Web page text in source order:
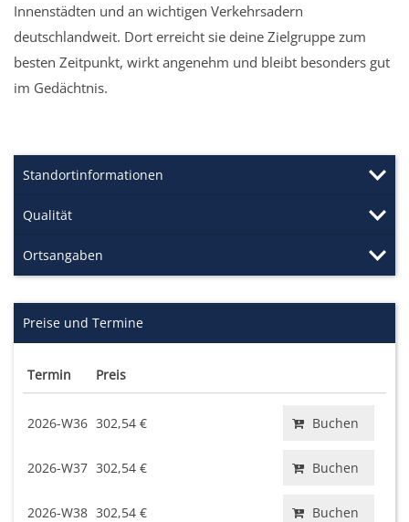
Innenstädten und an wichtigen Verkehrsadern
deutschlandweit. Dort erreicht sie deine Zielgruppe zum
besten Zeitpunkt, wirkt angenehm und bleibt besonders gut
im Gedächtnis.
Standortinformationen
Qualität
Ortsangaben
Preise und Termine
Termin Preis
2026-W36 302,54 € Buchen
2026-W37 302,54 € Buchen
2026-W38 302,54 € Buchen